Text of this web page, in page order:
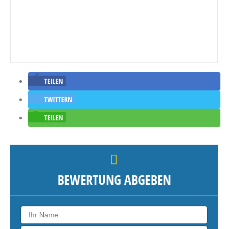
TEILEN
TWITTERN
TEILEN
BEWERTUNG ABGEBEN